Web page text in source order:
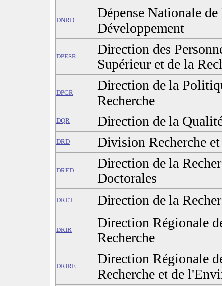
DNRD
Dépense Nationale de
Développement
DPESR
Direction des
Supérieur et de la
DPGR
Direction de la
Recherche
DQR Direction de la
DRD Division Recherche
DRED
Direction de la
Doctorales
DRET Direction de la
DRIR
Direction Régionale
Recherche
DRIRE
Direction Régionale
Recherche et de